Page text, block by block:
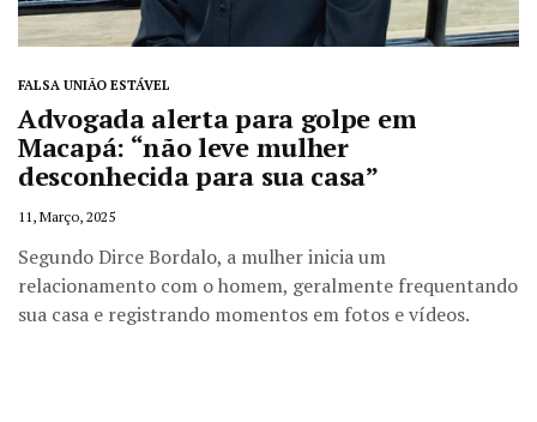
FALSA UNIÃO ESTÁVEL
Advogada alerta para golpe em
Macapá: “não leve mulher
desconhecida para sua casa”
11, Março, 2025
Segundo Dirce Bordalo, a mulher inicia um
relacionamento com o homem, geralmente frequentando
sua casa e registrando momentos em fotos e vídeos.